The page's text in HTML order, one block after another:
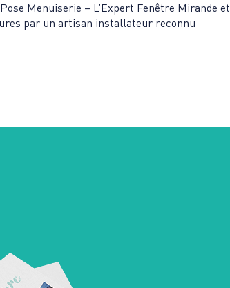
Menuiserie – L’Expert Fenêtre Mirande et
par un artisan installateur reconnu